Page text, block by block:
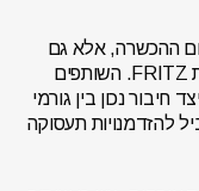
ההכשרה, אלא גם
בקליטתם של בוגרים רבים לעבודה בחברת FRITZ. השותפים
נכון בין גורמי
להזדמנויות תעסוקה